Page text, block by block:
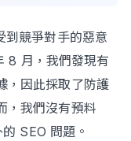
到競爭對手的惡意
8 月，我們發現有
，因此採取了防護
，我們沒有預料
SEO 問題。